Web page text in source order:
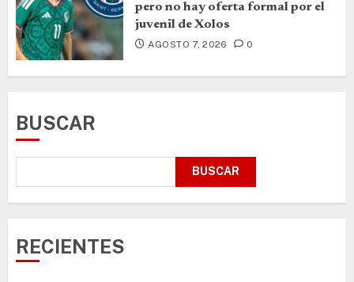
pero no hay oferta formal por el
juvenil de Xolos
AGOSTO 7, 2026 0
BUSCAR
BUSCAR
RECIENTES